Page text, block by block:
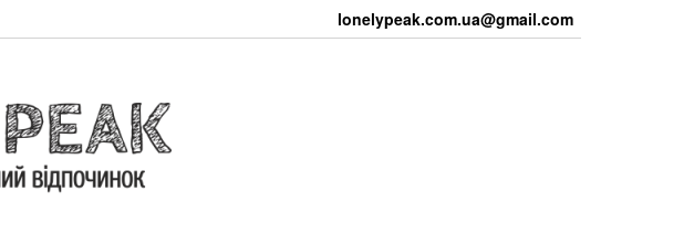
lonelypeak.com.ua@gmail.com